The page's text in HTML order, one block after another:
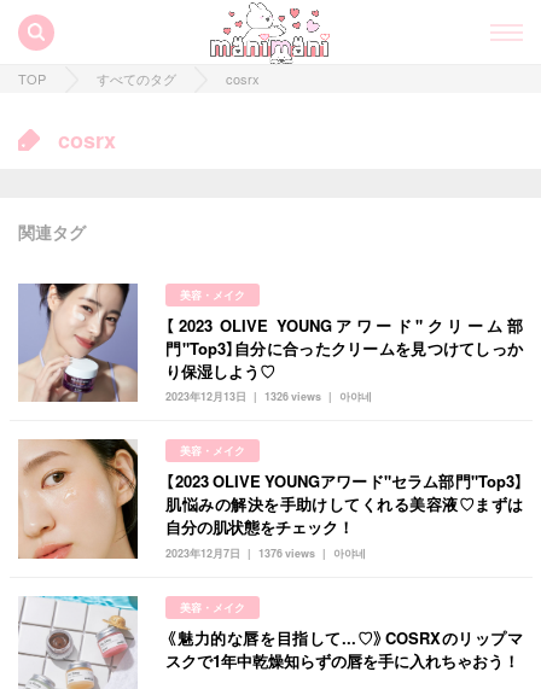
manimani について
カテゴリー一覧
キュレーター一覧
運営会社
オルチャン 韓国コスメ
メイク k-pop コスメ ファッション
kpop トレンド 韓国メイク
TOP すべてのタグ cosrx
cosrx
関連タグ
美容・メイク
2023年12月13日 아야네
1326 views
【2023 OLIVE YOUNGアワード"クリーム部
門"Top3】自分に合ったクリームを見つけてしっか
り保湿しよう♡
美容・メイク
2023年12月7日 아야네
1376 views
【2023 OLIVE YOUNGアワード"セラム部門"Top3】
肌悩みの解決を手助けしてくれる美容液♡まずは
自分の肌状態をチェック！
美容・メイク
《魅力的な唇を目指して...♡》COSRXのリップマ
スクで1年中乾燥知らずの唇を手に入れちゃおう！